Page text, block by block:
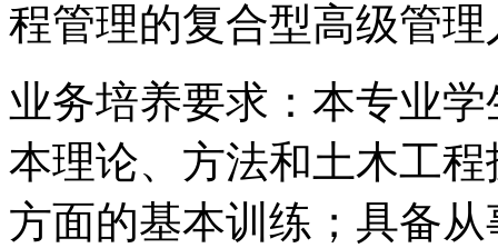
程管理的复合型高级管理
业务培养要求：本专业
本理论、方法和土木工
方面的基本训练；具备